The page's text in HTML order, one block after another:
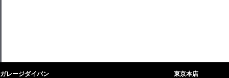
ガレージダイバン 東京本店